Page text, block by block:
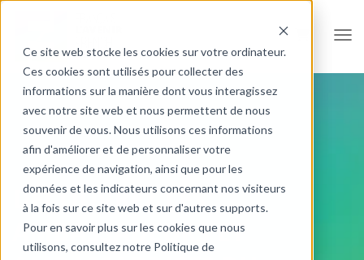
Ce site web stocke les cookies sur votre ordinateur.
Ces cookies sont utilisés pour collecter des
informations sur la manière dont vous interagissez
avec notre site web et nous permettent de nous
souvenir de vous. Nous utilisons ces informations
afin d'améliorer et de personnaliser votre
expérience de navigation, ainsi que pour les
données et les indicateurs concernant nos visiteurs
à la fois sur ce site web et sur d'autres supports.
Pour en savoir plus sur les cookies que nous
utilisons, consultez notre Politique de
DÉCOUVREZ LES
AMBASSADEURS ET